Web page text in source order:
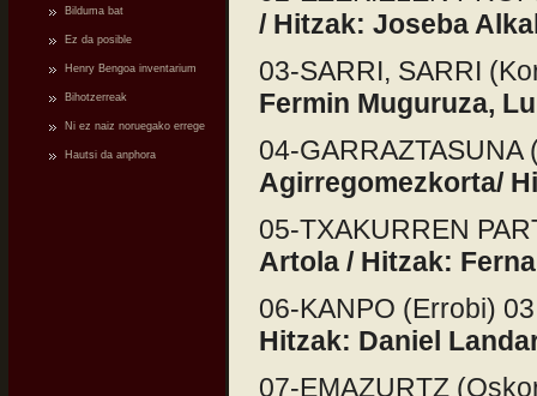
Bilduma bat
Ez da posible
Henry Bengoa inventarium
Bihotzerreak
Ni ez naiz noruegako errege
Hautsi da anphora
/ Hitzak: Joseba
03-SARRI, SARRI
Fermin Muguruza,
04-
Agirregomezkorta/
05-TXAKURREN
Artola / Hitzak:
06-KANPO (Errobi)
Hitzak: Daniel
07-EMAZURTZ